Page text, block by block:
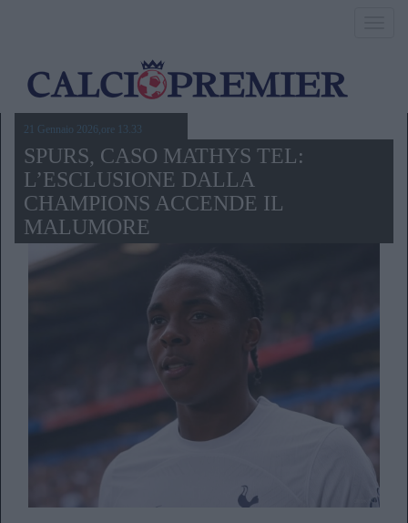
21 Gennaio 2026,ore 13.33
SPURS, CASO MATHYS TEL:
L’ESCLUSIONE DALLA
CHAMPIONS ACCENDE IL
MALUMORE